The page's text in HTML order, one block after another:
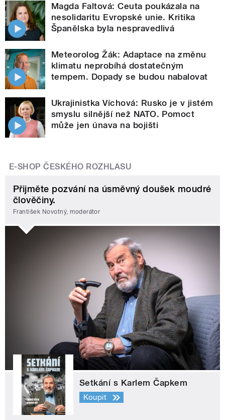
Magda Faltová: Ceuta poukázala na
nesolidaritu Evropské unie. Kritika
Španělska byla nespravedlivá
Meteorolog Žák: Adaptace na změnu
klimatu neprobíhá dostatečným
tempem. Dopady se budou nabalovat
Ukrajinistka Víchová: Rusko je v jistém
smyslu silnější než NATO. Pomoct
může jen únava na bojišti
E-SHOP ČESKÉHO ROZHLASU
Přijměte pozvání na úsměvný doušek moudré
člověčiny.
František Novotný, moderátor
Setkání s Karlem Čapkem
Koupit